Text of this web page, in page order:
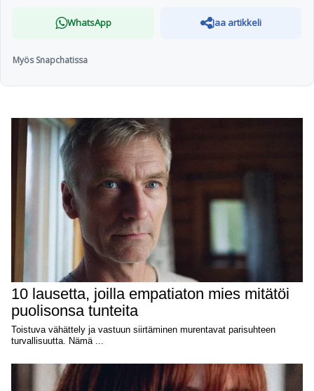
WhatsApp Jaa artikkeli
Myös Snapchatissa